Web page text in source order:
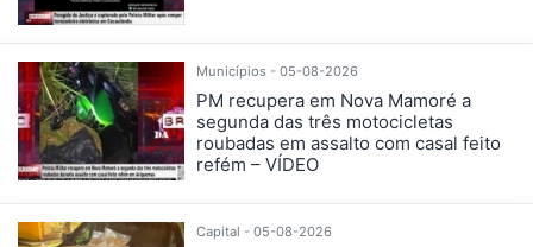
Municípios - 05-08-2026
PM recupera em Nova Mamoré a
segunda das três motocicletas
roubadas em assalto com casal feito
refém – VÍDEO
Capital - 05-08-2026